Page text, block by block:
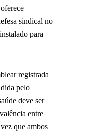
sindical no
para
registrada
pelo
deve ser
entre
que ambos